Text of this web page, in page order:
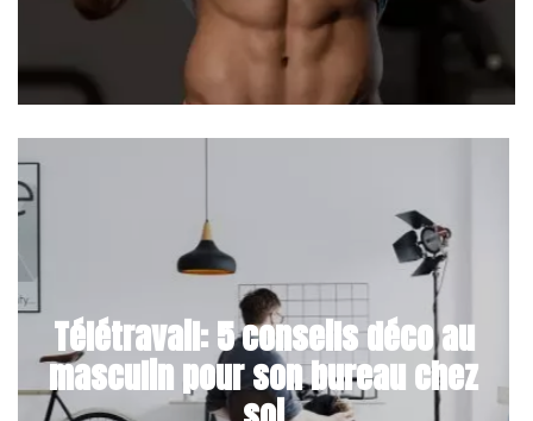
Télétravail: 5 conseils déco au
masculin pour son bureau chez